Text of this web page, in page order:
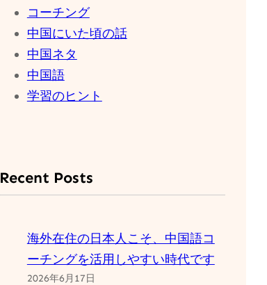
コーチング
中国にいた頃の話
中国ネタ
中国語
学習のヒント
Recent Posts
海外在住の日本人こそ、中国語コ
ーチングを活用しやすい時代です
2026年6月17日